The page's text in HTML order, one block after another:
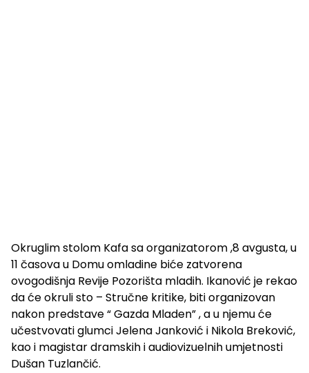
Okruglim stolom Kafa sa organizatorom ,8 avgusta, u
11 časova u Domu omladine biće zatvorena
ovogodišnja Revije Pozorišta mladih. Ikanović je rekao
da će okruli sto – Stručne kritike, biti organizovan
nakon predstave “ Gazda Mladen” , a u njemu će
učestvovati glumci Jelena Janković i Nikola Breković,
kao i magistar dramskih i audiovizuelnih umjetnosti
Dušan Tuzlančić.